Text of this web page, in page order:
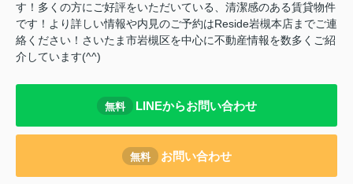
す！多くの方にご好評をいただいている、清潔感のある賃貸物件
です！より詳しい情報や内見のご予約はReside岩槻本店までご連
絡ください！さいたま市岩槻区を中心に不動産情報を数多くご紹
介しています(^^)
無料 LINEからお問い合わせ
無料 お問い合わせ